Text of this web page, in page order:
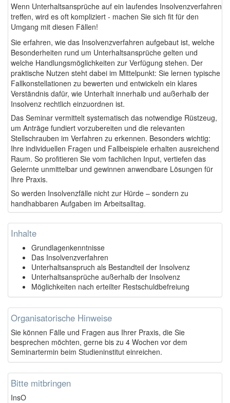
Wenn Unterhaltsansprüche auf ein laufendes Insolvenzverfahren
treffen, wird es oft kompliziert - machen Sie sich fit für den
Umgang mit diesen Fällen!
Sie erfahren, wie das Insolvenzverfahren aufgebaut ist, welche
Besonderheiten rund um Unterhaltsansprüche gelten und
welche Handlungsmöglichkeiten zur Verfügung stehen. Der
praktische Nutzen steht dabei im Mittelpunkt: Sie lernen typische
Fallkonstellationen zu bewerten und entwickeln ein klares
Verständnis dafür, wie Unterhalt innerhalb und außerhalb der
Insolvenz rechtlich einzuordnen ist.
Das Seminar vermittelt systematisch das notwendige Rüstzeug,
um Anträge fundiert vorzubereiten und die relevanten
Stellschrauben im Verfahren zu erkennen. Besonders wichtig:
Ihre individuellen Fragen und Fallbeispiele erhalten ausreichend
Raum. So profitieren Sie vom fachlichen Input, vertiefen das
Gelernte unmittelbar und gewinnen anwendbare Lösungen für
Ihre Praxis.
So werden Insolvenzfälle nicht zur Hürde – sondern zu
handhabbaren Aufgaben im Arbeitsalltag.
Inhalte
Grundlagenkenntnisse
Das Insolvenzverfahren
Unterhaltsanspruch als Bestandteil der Insolvenz
Unterhaltsansprüche außerhalb der Insolvenz
Möglichkeiten nach erteilter Restschuldbefreiung
Organisatorische Hinweise
Sie können Fälle und Fragen aus Ihrer Praxis, die Sie
besprechen möchten, gerne bis zu 4 Wochen vor dem
Seminartermin beim Studieninstitut einreichen.
Bitte mitbringen
InsO